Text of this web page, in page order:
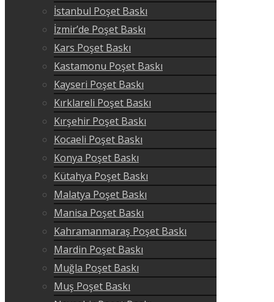
İstanbul Poşet Baskı
İzmir’de Poşet Baskı
Kars Poşet Baskı
Kastamonu Poşet Baskı
Kayseri Poşet Baskı
Kırklareli Poşet Baskı
Kırşehir Poşet Baskı
Kocaeli Poşet Baskı
Konya Poşet Baskı
Kütahya Poşet Baskı
Malatya Poşet Baskı
Manisa Poşet Baskı
Kahramanmaraş Poşet Baskı
Mardin Poşet Baskı
Muğla Poşet Baskı
Muş Poşet Baskı